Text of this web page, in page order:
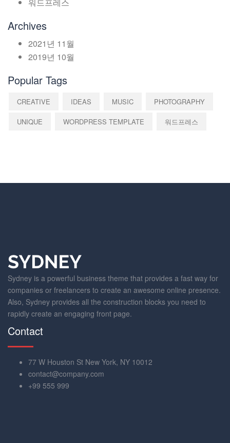
워드프레스
Archives
2021년 11월
2019년 10월
Popular Tags
CREATIVE IDEAS MUSIC PHOTOGRAPHY
UNIQUE WORDPRESS TEMPLATE 워드프레스
Sydney is a powerful business theme that provides a fast way for
companies or freelancers to create an awesome online presence.
Also, Sydney provides all the construction blocks you need to
rapidly create an engaging front page.
Contact
77 W Houston St New York, NY 10012
contact@company.com
+99 555 999